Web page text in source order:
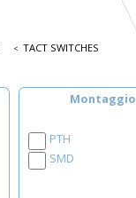
TACT SWITCHES
Montaggio
PTH
SMD